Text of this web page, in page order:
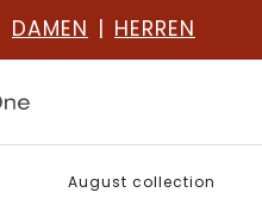
DAMEN | HERREN
August collection